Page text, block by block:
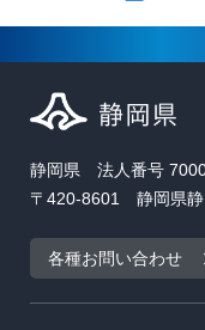
静岡県 法人番号
〒420-8601 静岡県静
各種お問い合わせ